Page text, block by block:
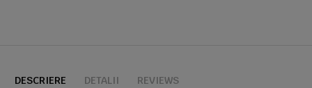
DESCRIERE DETALII REVIEWS